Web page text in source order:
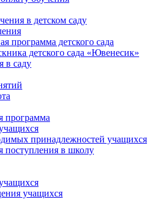
в детском саду
программа детского сада
детского сада «Ювенесик»
в саду
программа
принадлежностей учащихся
поступления в школу
учащихся